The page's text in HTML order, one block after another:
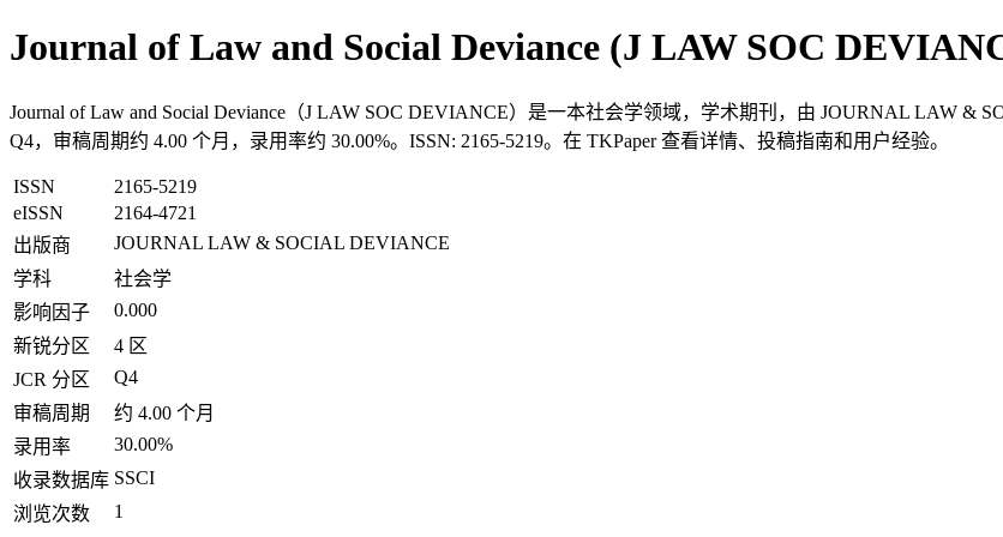
Journal of Law and Social Deviance (J LAW SOC
Journal of Law and Social Deviance（J LAW SOC DEVIANCE）是一本社会学领域，学术期刊，由 JOURNAL LAW &
Q4，审稿周期约 4.00 个月，录用率约 30.00%。ISSN: 2165-5219。在 TKPaper 查看详情、投稿指南和用户经验。
ISSN
2165-5219
eISSN
2164-4721
出版商
JOURNAL LAW & SOCIAL DEVIANCE
学科
社会学
影响因子
0.000
新锐分区
4 区
JCR 分区
Q4
审稿周期
约 4.00 个月
录用率
30.00%
收录数据库 SSCI
浏览次数
1